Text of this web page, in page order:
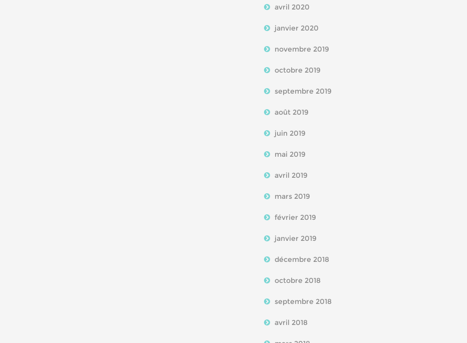
avril 2020
janvier 2020
novembre 2019
octobre 2019
septembre 2019
août 2019
juin 2019
mai 2019
avril 2019
mars 2019
février 2019
janvier 2019
décembre 2018
octobre 2018
septembre 2018
avril 2018